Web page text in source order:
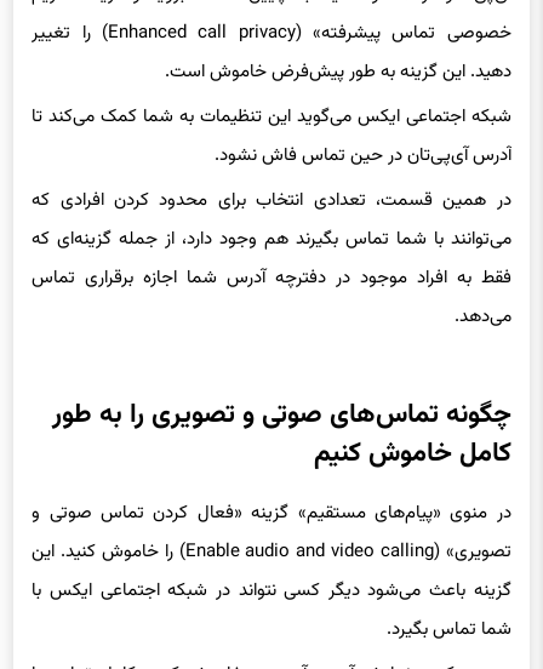
خصوصی تماس پیشرفته» (Enhanced call privacy) را تغییر
دهید. این گزینه به طور پیش‌فرض خاموش است.
شبکه اجتماعی ایکس می‌گوید این تنظیمات به شما کمک می‌کند تا
آدرس آی‌پی‌تان در حین تماس فاش نشود.
در همین قسمت، تعدادی انتخاب برای محدود کردن افرادی که
می‌توانند با شما تماس بگیرند هم وجود دارد، از جمله گزینه‌ای که
فقط به افراد موجود در دفترچه آدرس شما اجازه برقراری تماس
می‌دهد.
چگونه تماس‌های صوتی و تصویری را به طور
کامل خاموش کنیم
در منوی «پیام‌های مستقیم» گزینه «فعال کردن تماس صوتی و
تصویری» (Enable audio and video calling) را خاموش کنید. این
گزینه باعث می‌شود دیگر کسی نتواند در شبکه اجتماعی ایکس با
شما تماس بگیرد.